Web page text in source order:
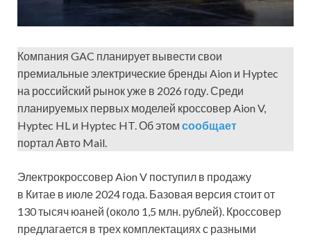
Компания GAC планирует вывести свои
премиальные электрические бренды Aion и Hyptec
на российский рынок уже в 2026 году. Среди
планируемых первых моделей кроссовер Aion V,
Hyptec HL и Hyptec HT. Об этом сообщает
портал Авто Mail.
Электрокроссовер Aion V поступил в продажу
в Китае в июле 2024 года. Базовая версия стоит от
130 тысяч юаней (около 1,5 млн. рублей). Кроссовер
предлагается в трех комплектациях с разными